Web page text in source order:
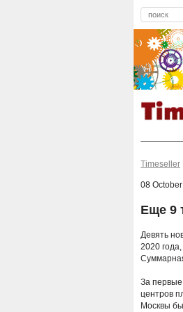
Timeseller
08
Еще 9
Девять
2020
За первые
центров
Москвы